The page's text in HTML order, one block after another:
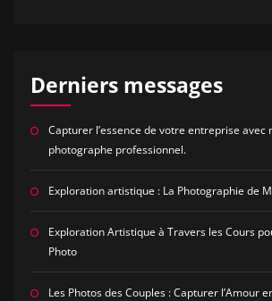
Derniers messages
Capturer l’essence de votre entreprise avec
photographe professionnel.
Exploration artistique : La Photographie de
Exploration Artistique à Travers les Cours
Photo
Les Photos des Couples : Capturer l’Amour